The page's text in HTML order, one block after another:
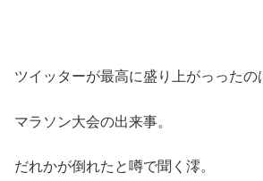
ツイッターが最高に盛り上がっったの
マラソン大会の出来事。
だれかが倒れたと噂で聞く澪。